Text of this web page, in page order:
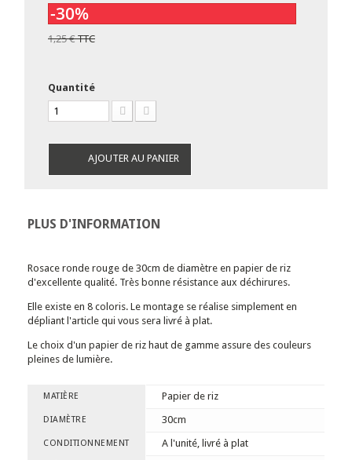
-30%
1,25 €TTC
Quantité
AJOUTER AU PANIER
PLUS D'INFORMATION
Rosace ronde rouge de 30cm de diamètre en papier de riz
d'excellente qualité. Très bonne résistance aux déchirures.
Elle existe en 8 coloris. Le montage se réalise simplement en
dépliant l'article qui vous sera livré à plat.
Le choix d'un papier de riz haut de gamme assure des couleurs
pleines de lumière.
MATIÈRE Papier de riz
DIAMÈTRE 30cm
CONDITIONNEMENT A l'unité, livré à plat